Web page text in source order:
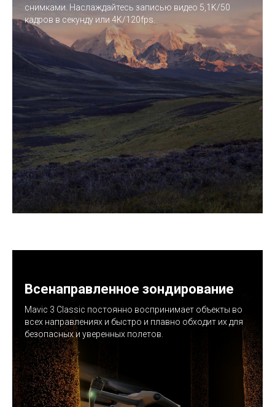
снимками. Наслаждайтесь записью видео 5,1K/50
кадров в секунду или 4K/120fps.
Всенаправленное зондирование
Mavic 3 Classic постоянно воспринимает объекты во
всех направлениях и быстро и плавно обходит их для
безопасных и уверенных полетов.